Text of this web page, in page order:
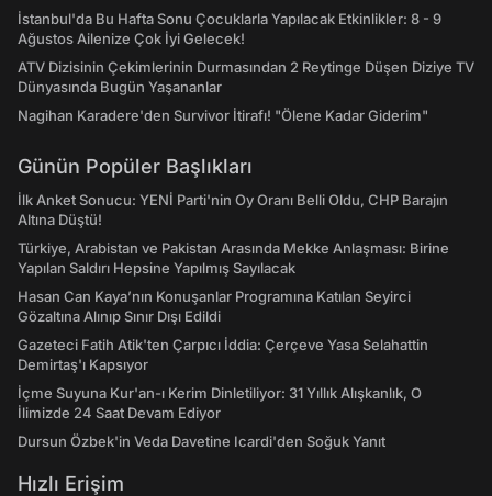
İstanbul'da Bu Hafta Sonu Çocuklarla Yapılacak Etkinlikler: 8 - 9
Ağustos Ailenize Çok İyi Gelecek!
ATV Dizisinin Çekimlerinin Durmasından 2 Reytinge Düşen Diziye TV
Dünyasında Bugün Yaşananlar
Nagihan Karadere'den Survivor İtirafı! "Ölene Kadar Giderim"
Günün Popüler Başlıkları
İlk Anket Sonucu: YENİ Parti'nin Oy Oranı Belli Oldu, CHP Barajın
Altına Düştü!
Türkiye, Arabistan ve Pakistan Arasında Mekke Anlaşması: Birine
Yapılan Saldırı Hepsine Yapılmış Sayılacak
Hasan Can Kaya’nın Konuşanlar Programına Katılan Seyirci
Gözaltına Alınıp Sınır Dışı Edildi
Gazeteci Fatih Atik'ten Çarpıcı İddia: Çerçeve Yasa Selahattin
Demirtaş'ı Kapsıyor
İçme Suyuna Kur'an-ı Kerim Dinletiliyor: 31 Yıllık Alışkanlık, O
İlimizde 24 Saat Devam Ediyor
Dursun Özbek'in Veda Davetine Icardi'den Soğuk Yanıt
Hızlı Erişim